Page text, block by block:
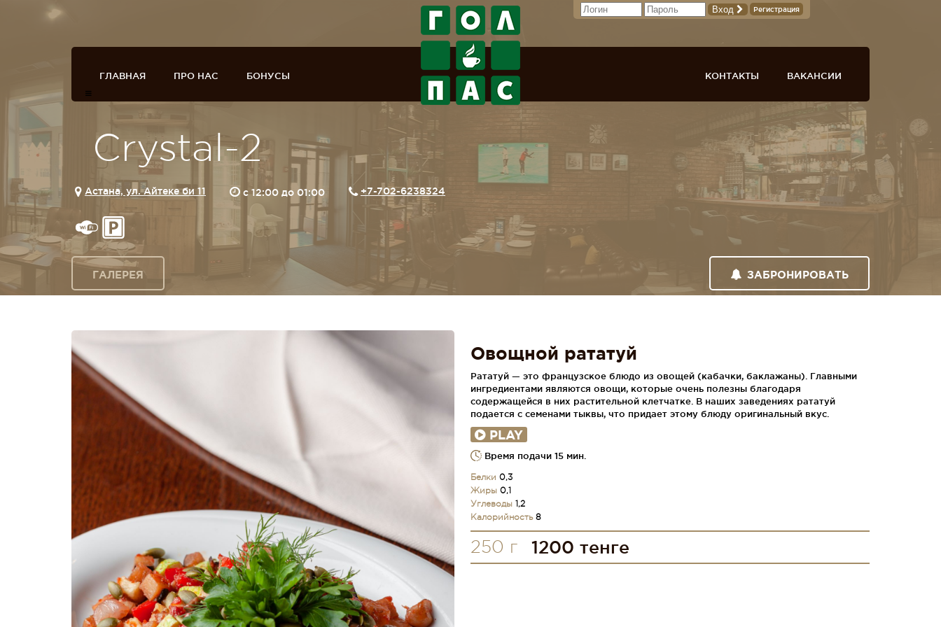
Вход Регистрация
ГЛАВНАЯ ПРО НАС БОНУСЫ ВАКАНСИИ
КОНТАКТЫ
Crystal-2
Астана, ул. Айтеке би 11 c 12:00 до 01:00 +7-702-6238324
ГАЛЕРЕЯ ЗАБРОНИРОВАТЬ
Овощной рататуй
Рататуй — это французское блюдо из овощей (кабачки, баклажаны). Главными
ингредиентами являются овощи, которые очень полезны благодаря
содержащейся в них растительной клетчатке. В наших заведениях рататуй
подается с семенами тыквы, что придает этому блюду оригинальный вкус.
PLAY
Время подачи 15 мин.
Белки 0,3
Жиры 0,1
Углеводы 1,2
Калорийность 8
250 г 1200 тенге